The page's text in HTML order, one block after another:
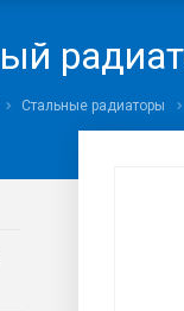
Стальные радиаторы